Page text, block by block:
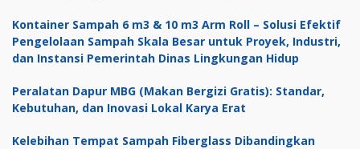
Kontainer Sampah 6 m3 & 10 m3 Arm Roll – Solusi Efektif
Pengelolaan Sampah Skala Besar untuk Proyek, Industri,
dan Instansi Pemerintah Dinas Lingkungan Hidup
Peralatan Dapur MBG (Makan Bergizi Gratis): Standar,
Kebutuhan, dan Inovasi Lokal Karya Erat
Kelebihan Tempat Sampah Fiberglass Dibandingkan